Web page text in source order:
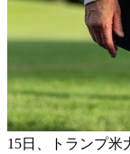
15日、トランプ米